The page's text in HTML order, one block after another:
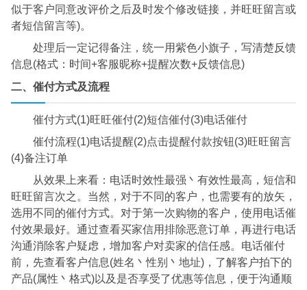
似于客户同意改评价之后及时发个修改链接，并旺旺留言或
者短信留言等)。
处理后一定记得备注，统一用紫色小旗子，写清楚反馈
信息(格式：时间+客服昵称+提醒次数+反馈信息)
二、催付方式及流程
催付方式(1)旺旺催付(2)短信催付(3)电话催付
催付流程(1)电话提醒(2)点击提醒付款按钮(3)旺旺留言
(4)备注订单
从效果上来看：电话时效性最强丶有效性最高，短信和
旺旺留言次之。当然，对于不同的客户，也需要有的放矢，
选用不同的催付方式。对于第一次购物的客户，使用电话催
付效果最好。通过查看买家信用排除恶意订单，再进行电话
沟通消除客户疑虑，增加客户对卖家的信任感。电话催付
前，先查看客户信息(姓名丶性别丶地址)，了解客户拍下的
产品(属性丶格式)以及是否享受了优惠等信息，便于沟通顺